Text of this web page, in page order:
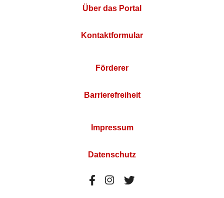
Über das Portal
Kontaktformular
Förderer
Barrierefreiheit
Impressum
Datenschutz